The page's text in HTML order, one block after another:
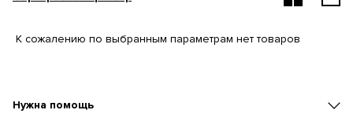
К сожалению по выбранным параметрам нет товаров
Нужна помощь